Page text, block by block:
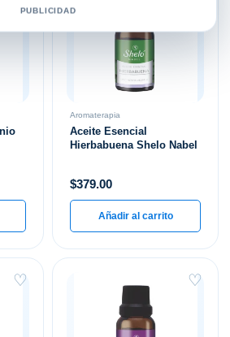
Aromaterapia
Aceite Esencial
Hierbabuena Shelo Nabel
$379.00
Añadir al carrito
♡ ♡
PUBLICIDAD